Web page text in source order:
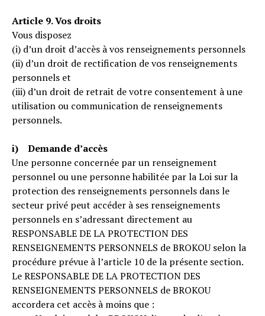
Article 9. Vos droits
Vous disposez
(i) d’un droit d’accès à vos renseignements personnels
(ii) d’un droit de rectification de vos renseignements
personnels et
(iii) d’un droit de retrait de votre consentement à une
utilisation ou communication de renseignements
personnels.
i) Demande d’accès
Une personne concernée par un renseignement
personnel ou une personne habilitée par la Loi sur la
protection des renseignements personnels dans le
secteur privé peut accéder à ses renseignements
personnels en s’adressant directement au
RESPONSABLE DE LA PROTECTION DES
RENSEIGNEMENTS PERSONNELS de BROKOU selon la
procédure prévue à l’article 10 de la présente section.
Le RESPONSABLE DE LA PROTECTION DES
RENSEIGNEMENTS PERSONNELS de BROKOU
accordera cet accès à moins que :